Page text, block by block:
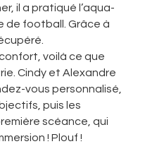
il a pratiqué l’aqua-
de football. Grâce à
voilà ce que
Cindy et Alexandre
vous personnalisé,
puis les
scéance, qui
! Plouf !